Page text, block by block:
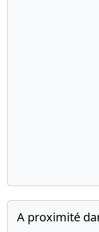
A proximité